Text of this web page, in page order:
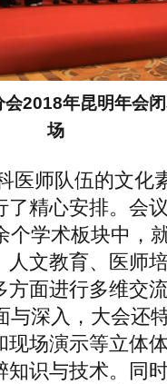
2018年昆明年会
场
医师队伍的文化
精心安排。会
个学术板块中，
文教育、医师
面进行多维交
与深入，大会还
场演示等立体
识与技术。同